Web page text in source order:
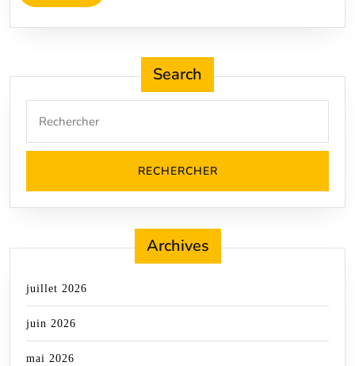
More
Search
for:
Archives
juillet 2026
juin 2026
mai 2026